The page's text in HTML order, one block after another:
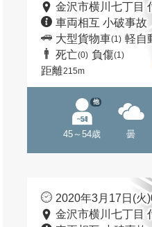
金沢市横川七丁目
車両相互 小破事故
大型貨物車(1) 軽自
死亡(0) 負傷(1)
距離215m
45～54歳
他
曇
2020年3月17日(火
金沢市横川七丁目